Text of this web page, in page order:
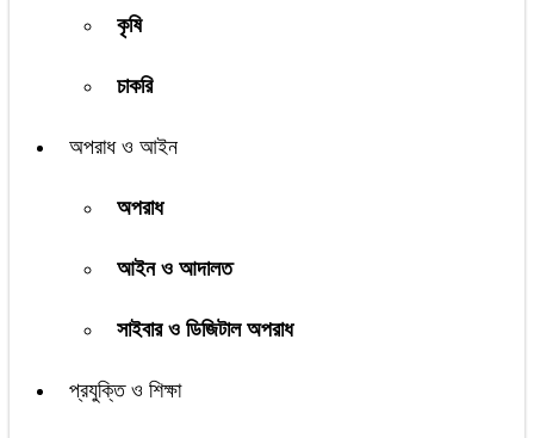
কৃষি
চাকরি
অপরাধ ও আইন
অপরাধ
আইন ও আদালত
সাইবার ও ডিজিটাল অপরাধ
প্রযুক্তি ও শিক্ষা